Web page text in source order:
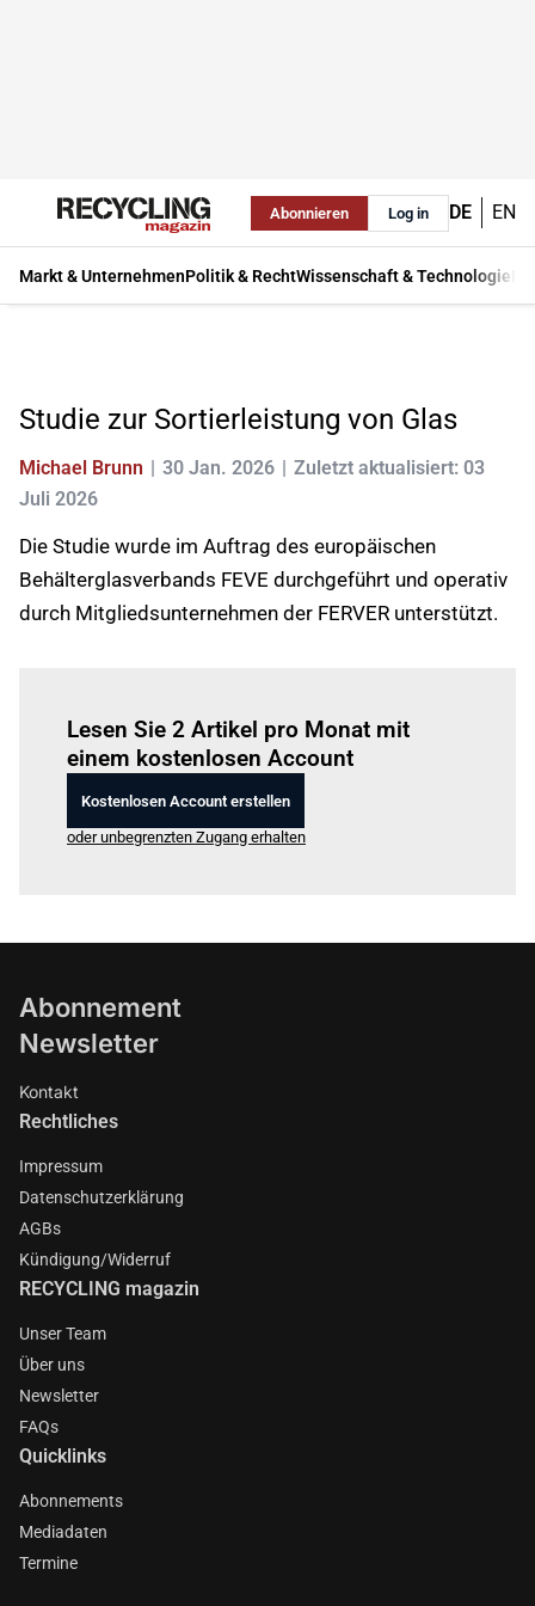
Abonnieren Log in DE EN
Markt & UnternehmenPolitik & RechtWissenschaft & Technologie
Studie zur Sortierleistung von Glas
Michael Brunn 30 Jan. 2026
Zuletzt aktualisiert: 03
Juli 2026
Die Studie wurde im Auftrag des europäischen
Behälterglasverbands FEVE durchgeführt und operativ
durch Mitgliedsunternehmen der FERVER unterstützt.
Lesen Sie 2 Artikel pro Monat mit
einem kostenlosen Account
Kostenlosen Account erstellen
oder unbegrenzten Zugang erhalten
Abonnement
Newsletter
Kontakt
Rechtliches
Impressum
Datenschutzerklärung
AGBs
Kündigung/Widerruf
RECYCLING magazin
Unser Team
Über uns
Newsletter
FAQs
Quicklinks
Abonnements
Mediadaten
Termine